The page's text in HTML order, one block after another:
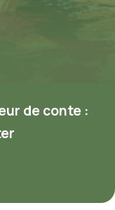
de conte :